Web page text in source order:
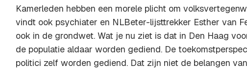
Kamerleden hebben een morele plicht om
vindt ook psychiater en NLBeter-lijsttrekker Esther van
ook in de grondwet. Wat je nu ziet is dat in Den Haag
de populatie aldaar worden gediend. De
politici zelf worden gediend. Dat zijn niet de belangen